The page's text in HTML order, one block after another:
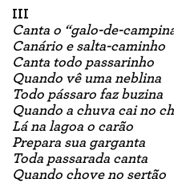
III
Canta o “galo-de-
Canário e salta-caminho
Canta todo passarinho
Quando vê uma neblina
Todo pássaro faz buzina
Quando a chuva cai no
Lá na lagoa o carão
Prepara sua garganta
Toda passarada canta
Quando chove no sertão